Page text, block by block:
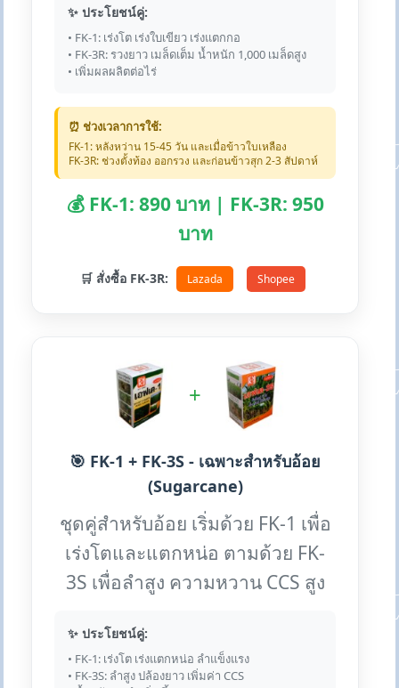
✨ ประโยชน์คู่:
• FK-1: เร่งโต เร่งใบเขียว เร่งแตกกอ
• FK-3R: รวงยาว เมล็ดเต็ม น้ำหนัก 1,000 เมล็ดสูง
• เพิ่มผลผลิตต่อไร่
⏰ ช่วงเวลาการใช้:
FK-1: หลังหว่าน 15-45 วัน และเมื่อข้าวใบเหลือง
FK-3R: ช่วงตั้งท้อง ออกรวง และก่อนข้าวสุก 2-3 สัปดาห์
💰 FK-1: 890 บาท | FK-3R: 950
บาท
🛒 สั่งซื้อ FK-3R: Lazada Shopee
+
🎯 FK-1 + FK-3S - เฉพาะสำหรับอ้อย
(Sugarcane)
ชุดคู่สำหรับอ้อย เริ่มด้วย FK-1 เพื่อ
เร่งโตและแตกหน่อ ตามด้วย FK-
3S เพื่อลำสูง ความหวาน CCS สูง
✨ ประโยชน์คู่:
• FK-1: เร่งโต เร่งแตกหน่อ ลำแข็งแรง
• FK-3S: ลำสูง ปล้องยาว เพิ่มค่า CCS